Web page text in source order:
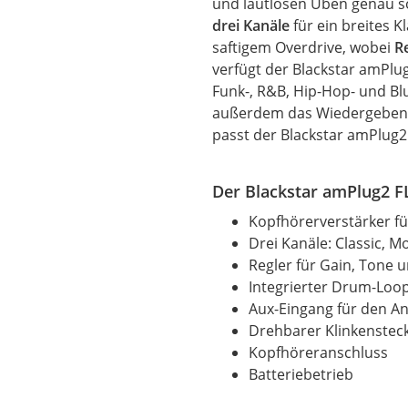
drei Kanälefür ein breites
saftigem Overdrive, wobei
verfügt der Blackstar
Funk-, R&B, Hip-Hop- und
außerdem das
passt der Blackstar
Der Blackstar amPlug2
Kopfhörerverstärker
Drei Kanäle: Classic,
Regler für Gain,Tone
Integrierter Drum-
Aux-Eingang für den
Drehbarer
Kopfhöreranschluss
Batteriebetrieb